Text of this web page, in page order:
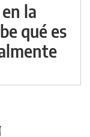
la
qué es